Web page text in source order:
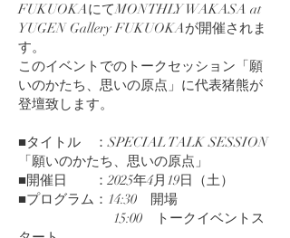
FUKUOKAにてMONTHLY WAKASA at
YUGEN Gallery FUKUOKAが開催されま
す。
このイベントでのトークセッション「願
いのかたち、思いの原点」に代表猪熊が
登壇致します。
■タイトル ：SPECIAL TALK SESSION
「願いのかたち、思いの原点」
■開催日 ：2025年4月19日（土）
■プログラム：14:30 開場
15:00 トークイベントス